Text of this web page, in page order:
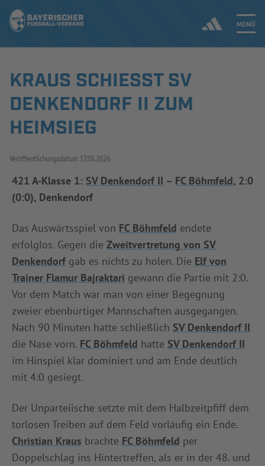
MENÜ
Jetzt einloggen
ERGEBNISSE & WETTBEWERBE
SPIELBETRIEB & VERBANDSLEBEN
AUSBILDUNG & FÖRDERUNG
DER VERBAND
INFOTHEK SPIELPLUS
KRAUS SCHIESST SV D
ENKENDORF II ZUM H
EIMSIEG
Veröffentlichungsdatum 17.05.2026
421 A-Klasse 1: SV Denkendorf II – FC Böhmfeld, 2:0
(0:0), Denkendorf
Das Auswärtsspiel von FC Böhmfeld endete
erfolglos. Gegen die Zweitvertretung von SV
Denkendorfgab es nichts zu holen. Die Elf von
Trainer Flamur Bajraktari gewann die Partie mit 2:0.
Vor dem Match war man von einer Begegnung
zweier ebenbürtiger Mannschaften ausgegangen.
Nach 90 Minuten hatte schließlich SV Denkendorf II
die Nase vorn. FC Böhmfeld hatte SV Denkendorf II
im Hinspiel klar dominiert und am Ende deutlich
mit 4:0 gesiegt.
Der Unparteiische setzte mit dem Halbzeitpfiff dem
torlosen Treiben auf dem Feld vorläufig ein Ende.
Christian Kraus brachte FC Böhmfeld per
Doppelschlag ins Hintertreffen, als er in der 48. und